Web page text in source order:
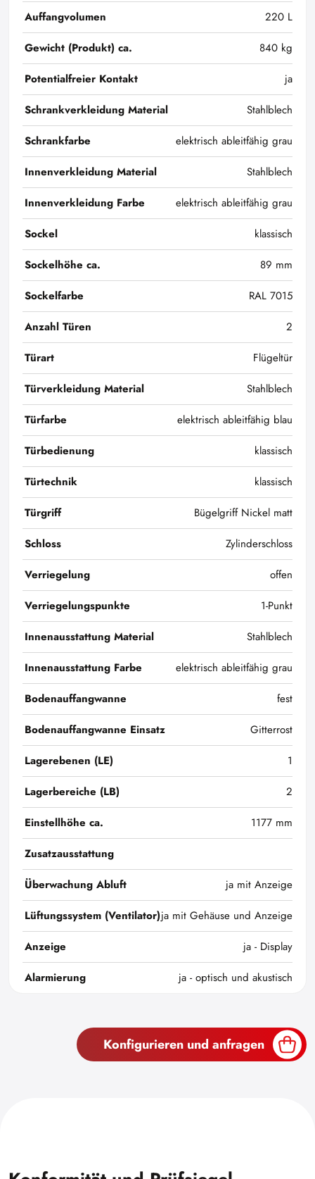
Auffangvolumen
220 L
Gewicht (Produkt) ca.
840 kg
Potentialfreier Kontakt
ja
Schrankverkleidung Material
Stahlblech
Schrankfarbe
elektrisch ableitfähig grau
Innenverkleidung Material
Stahlblech
Innenverkleidung Farbe
elektrisch ableitfähig grau
Sockel
klassisch
Sockelhöhe ca.
89 mm
Sockelfarbe
RAL 7015
Anzahl Türen
2
Türart
Flügeltür
Türverkleidung Material
Stahlblech
Türfarbe
elektrisch ableitfähig blau
Türbedienung
klassisch
Türtechnik
klassisch
Türgriff
Bügelgriff Nickel matt
Schloss
Zylinderschloss
Verriegelung
offen
Verriegelungspunkte
1-Punkt
Innenausstattung Material
Stahlblech
Innenausstattung Farbe
elektrisch ableitfähig grau
Bodenauffangwanne
fest
Bodenauffangwanne Einsatz
Gitterrost
Lagerebenen (LE)
1
Lagerbereiche (LB)
2
Einstellhöhe ca.
1177 mm
Zusatzausstattung
Überwachung Abluft
ja mit Anzeige
Lüftungssystem (Ventilator)ja mit Gehäuse und Anzeige
Anzeige
ja - Display
Alarmierung
ja - optisch und akustisch
Konfigurieren und anfragen